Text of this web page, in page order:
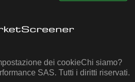
dei cookieChi siamo?
SAS. Tutti i diritti riservati.